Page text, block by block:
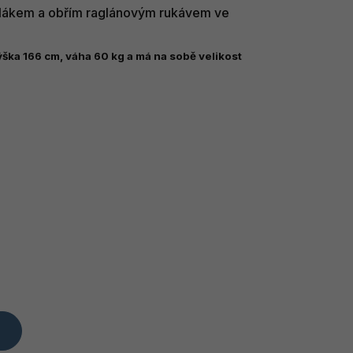
a obřím raglánovým rukávem ve
166 cm, váha 60 kg a má na sobě velikost